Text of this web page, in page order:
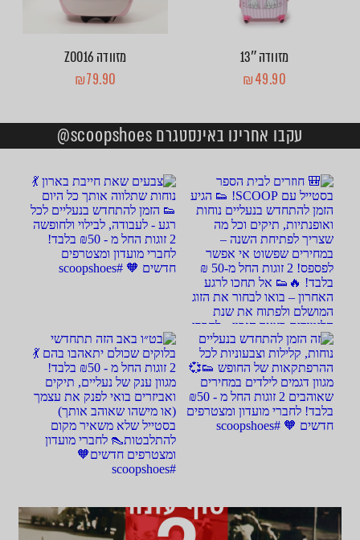
מזוודה 13″
₪49.90
מזוודה ZOO16
₪79.90
עקבו אחרינו באינסטגרם scoopshoes@